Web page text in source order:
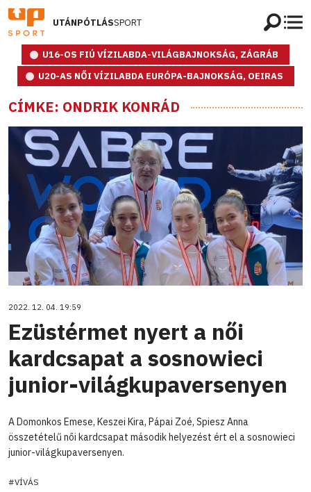
UTÁNPÓTLÁSSPORT
U16-OS FIÚ VÍZILABDA-VILÁGBAJNOKSÁG, ZÁGRÁB
U20-AS NŐI VÍZILABDA EURÓPA-BAJNOKSÁG, OEIRAS
CÍMKE: ONDRIK KONRÁD
2022. 12. 04. 19:59
Ezüstérmet nyert a női
kardcsapat a sosnowieci
junior-világkupaversenyen
A Domonkos Emese, Keszei Kira, Pápai Zoé, Spiesz Anna
összetételű női kardcsapat második helyezést ért el a sosnowieci
junior-világkupaversenyen.
#VÍVÁS